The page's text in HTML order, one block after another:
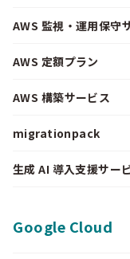
AWS 監視・運用保守
AWS 定額プラン
AWS 構築サービス
migrationpack
生成 AI 導入支援サー
Google Cloud